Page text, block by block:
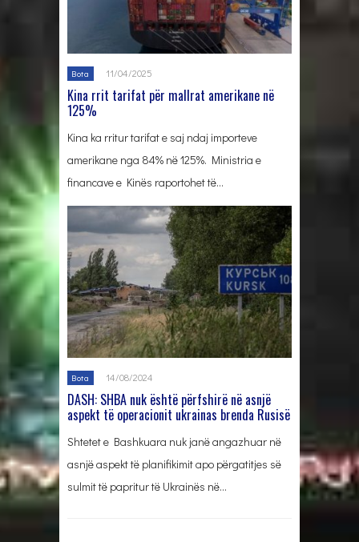
Bota 11/04/2025
Kina rrit tarifat për mallrat amerikane në
125%
Kina ka rritur tarifat e saj ndaj importeve
amerikane nga 84% në 125%. Ministria e
financave e Kinës raportohet të…
Bota 14/08/2024
DASH: SHBA nuk është përfshirë në asnjë
aspekt të operacionit ukrainas brenda Rusisë
Shtetet e Bashkuara nuk janë angazhuar në
asnjë aspekt të planifikimit apo përgatitjes së
sulmit të papritur të Ukrainës në…